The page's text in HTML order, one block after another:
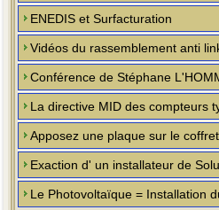
ENEDIS et Surfacturation
Vidéos du rassemblement anti
Conférence de Stéphane
La directive MID des compteurs
Apposez une plaque sur le
Exaction d' un installateur de
Le Photovoltaïque = Installation